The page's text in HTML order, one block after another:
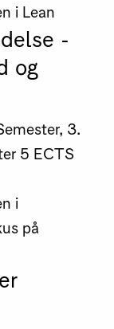
i Lean
-
og
3.
5 ECTS
i
på